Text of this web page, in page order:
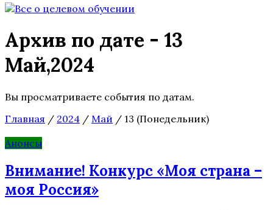
Архив по дате - 13
Май,2024
Вы просматриваете события по датам.
Главная / 2024 / Май / 13 (Понедельник)
Анонсы
Внимание! Конкурс «Моя страна –
моя Россия»